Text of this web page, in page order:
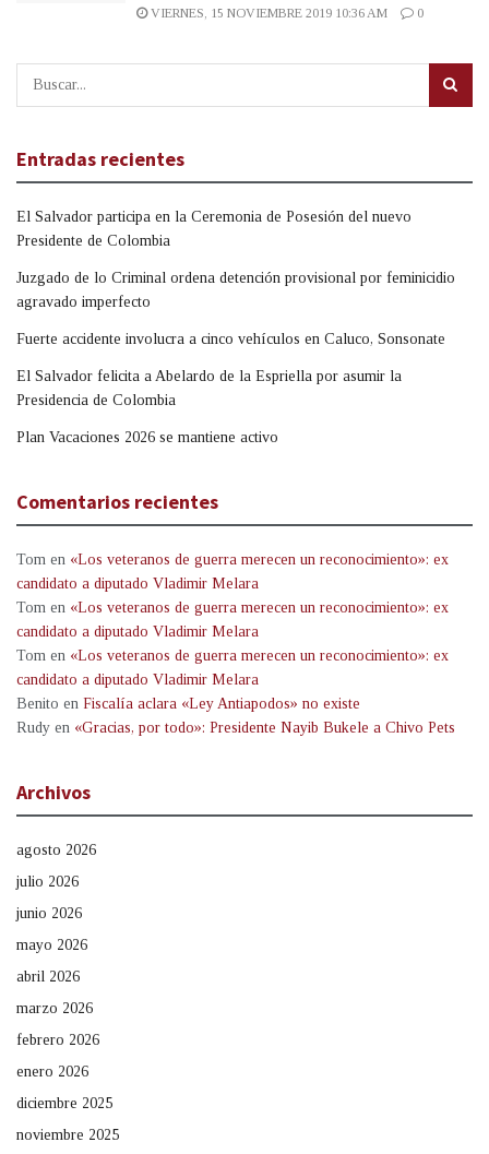
VIERNES, 15 NOVIEMBRE 2019 10:36 AM
0
Entradas recientes
El Salvador participa en la Ceremonia de Posesión del nuevo
Presidente de Colombia
Juzgado de lo Criminal ordena detención provisional por feminicidio
agravado imperfecto
Fuerte accidente involucra a cinco vehículos en Caluco, Sonsonate
El Salvador felicita a Abelardo de la Espriella por asumir la
Presidencia de Colombia
Plan Vacaciones 2026 se mantiene activo
Comentarios recientes
Tom en «Los veteranos de guerra merecen un reconocimiento»: ex
candidato a diputado Vladimir Melara
Tom en «Los veteranos de guerra merecen un reconocimiento»: ex
candidato a diputado Vladimir Melara
Tom en «Los veteranos de guerra merecen un reconocimiento»: ex
candidato a diputado Vladimir Melara
Benito en Fiscalía aclara «Ley Antiapodos» no existe
Rudy en «Gracias, por todo»: Presidente Nayib Bukele a Chivo Pets
Archivos
agosto 2026
julio 2026
junio 2026
mayo 2026
abril 2026
marzo 2026
febrero 2026
enero 2026
diciembre 2025
noviembre 2025